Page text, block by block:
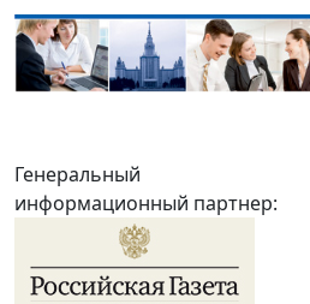
Генеральный
информационный партнер: